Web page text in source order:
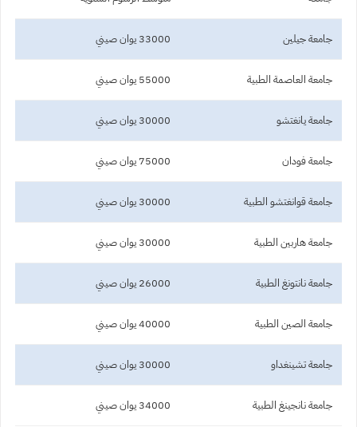
جامعة جيلين 33000 يوان صيني
جامعة العاصمة الطبية 55000 يوان صيني
جامعة يانغتشو 30000 يوان صيني
جامعة فودان 75000 يوان صيني
جامعة قوانغتشو الطبية 30000 يوان صيني
جامعة هاربين الطبية 30000 يوان صيني
جامعة نانتونغ الطبية 26000 يوان صيني
جامعة الصين الطبية 40000 يوان صيني
جامعة تشينغداو 30000 يوان صيني
جامعة نانجينغ الطبية 34000 يوان صيني